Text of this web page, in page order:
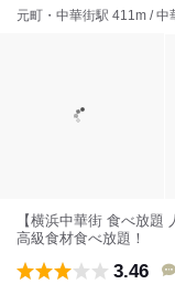
元町・中華街駅 411m /
【横浜中華街 食べ放題
高級食材食べ放題！
3.46